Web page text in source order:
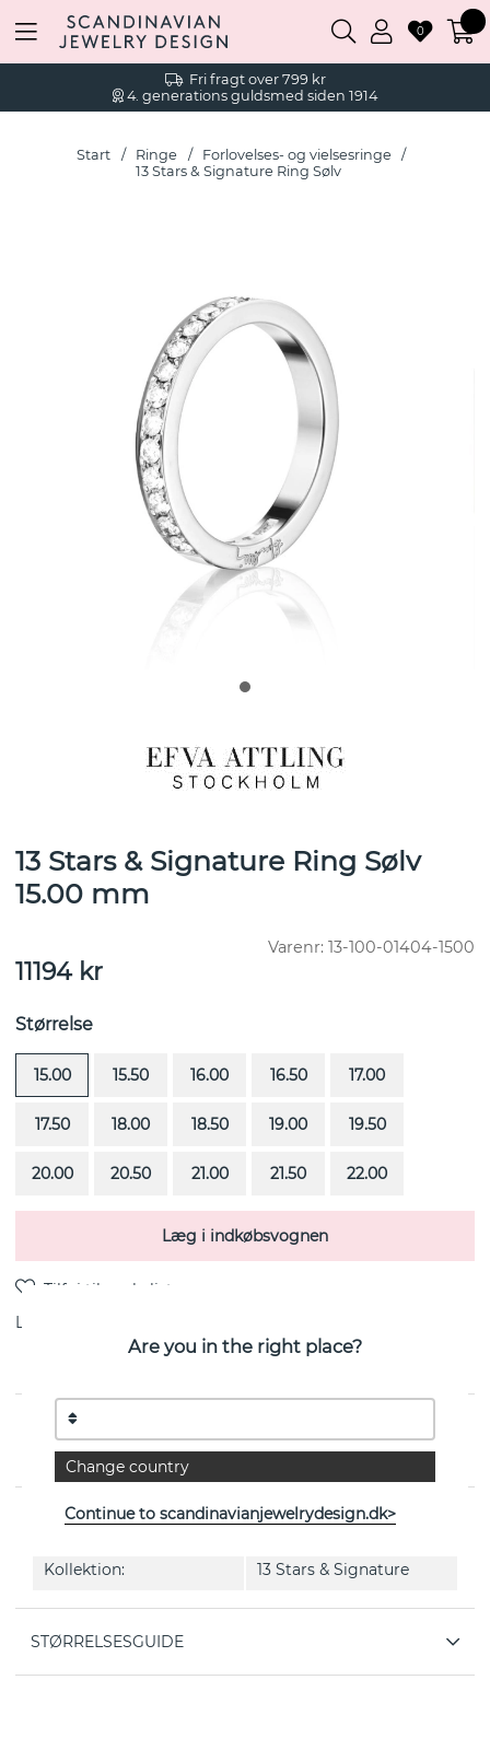
Fri fragt over 799 kr
4. generations guldsmed siden 1914
0
Start Ringe
Forlovelses- og vielsesringe
13 Stars & Signature Ring Sølv
13 Stars & Signature Ring Sølv
15.00 mm
Varenr: 13-100-01404-1500
11194kr
Størrelse
15.00 15.50 16.00 16.50 17.00
17.50 18.00 18.50 19.00 19.50
20.00 20.50 21.00 21.50 22.00
Læg i indkøbsvognen
Levering:
13 Stars & Signature er en ring i sterlingsølv fra svenske
Efva Attling
EGENSKABER
Kollektion: 13 Stars & Signature
STØRRELSESGUIDE
Are you in the right place?
Change country
Continue to scandinavianjewelrydesign.dk>